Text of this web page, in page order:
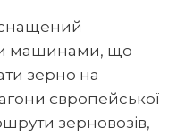
машинами, що
зерно на
європейської
зерновозів,